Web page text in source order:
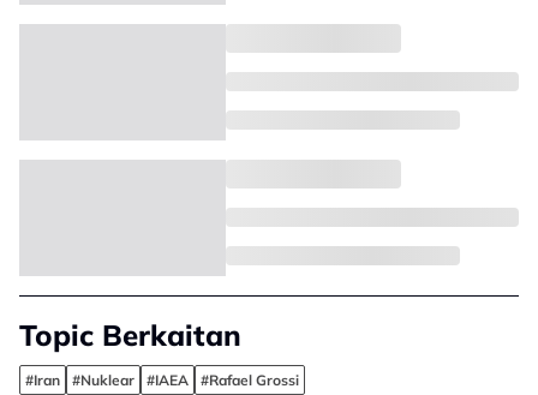
Topic Berkaitan
#Iran #Nuklear #IAEA #Rafael Grossi